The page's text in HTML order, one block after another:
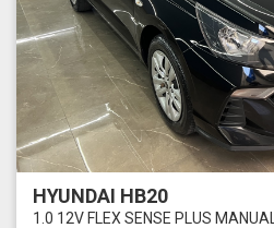
HYUNDAI HB20
1.0 12V FLEX SENSE PLUS MANUAL